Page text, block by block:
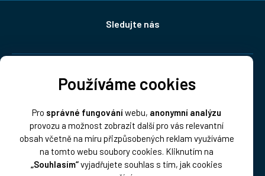
Používáme cookies
Pro správné fungováníwebu, anonymní analýzu
provozu a možnost zobrazit další pro vás relevantní
obsah včetně na míru přizpůsobených reklam využíváme
na tomto webu soubory cookies. Kliknutím na
„Souhlasím“vyjadřujete souhlas s tím, jak cookies
Sledujte nás
Platba: